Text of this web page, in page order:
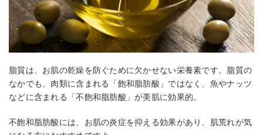
脂質は、お肌の乾燥を防ぐために欠かせない栄養素です。脂質の
なかでも、肉類に含まれる「飽和脂肪酸」ではなく、魚やナッツ
などに含まれる「不飽和脂肪酸」が美肌に効果的。
不飽和脂肪酸には、お肌の炎症を抑える効果があり、肌荒れが気